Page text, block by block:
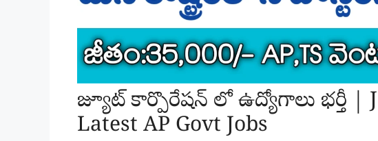
జ్యూట్ కార్పొరేషన్ లో ఉద్యోగాలు భర్తీ |
Latest AP Govt Jobs